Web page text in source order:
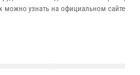
узнать на официальном сайте